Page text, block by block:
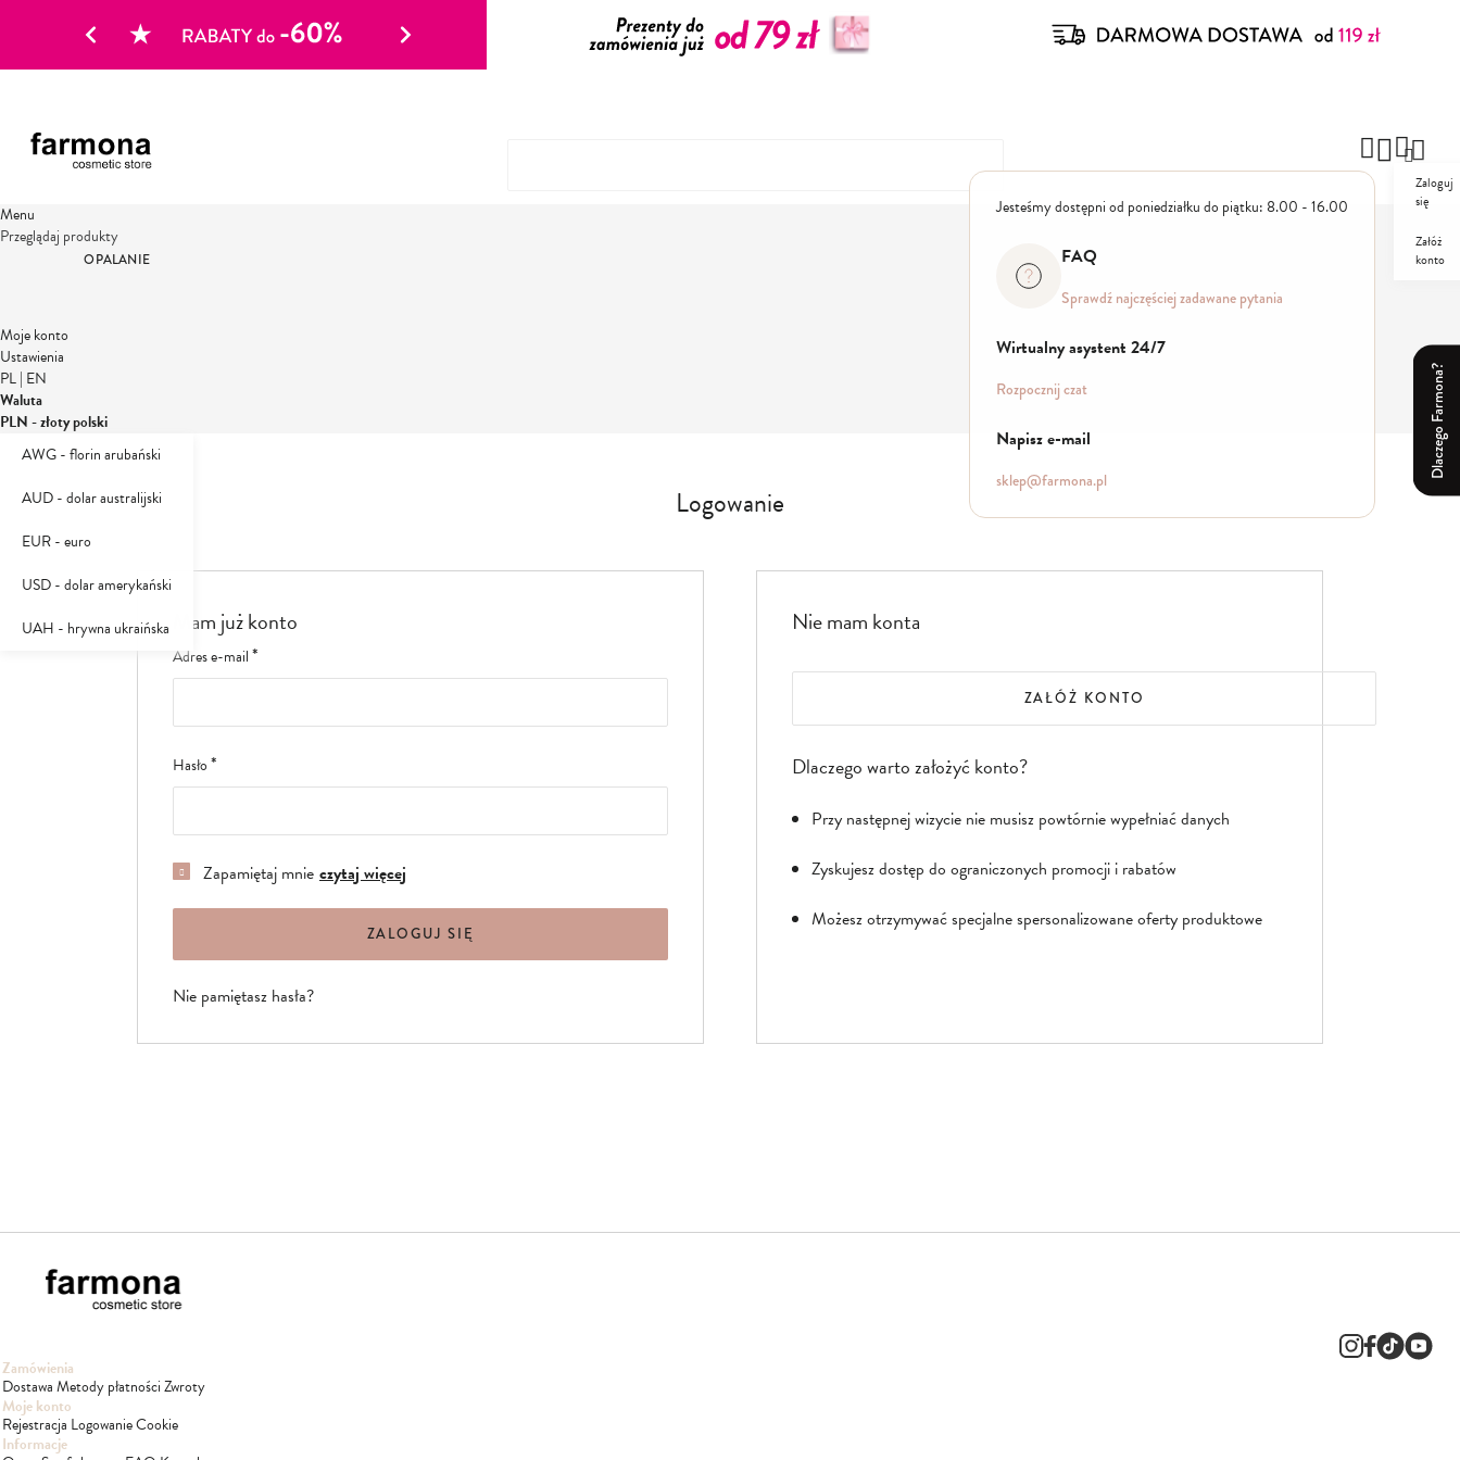
Jesteśmy dostępni od poniedziałku do piątku: 8.00 - 16.00
FAQ
Sprawdź najczęściej zadawane pytania
Wirtualny asystent 24/7
Rozpocznij czat
Napisz e-mail
sklep@farmona.pl
Zaloguj
się
Załóż
konto
Dlaczego Farmona?
Menu
Przeglądaj produkty
OPALANIE
Moje konto
Ustawienia
PL| EN
Waluta
PLN - złoty polski
AWG - florin arubański
AUD - dolar australijski
EUR - euro
USD - dolar amerykański
UAH - hrywna ukraińska
Logowanie
Mam już konto
Adres e-mail
Hasło
Zapamiętaj mnie czytaj więcej
ZALOGUJ SIĘ
Nie pamiętasz hasła?
Nie mam konta
ZAŁÓŻ KONTO
Dlaczego warto założyć konto?
Przy następnej wizycie nie musisz powtórnie wypełniać danych
Zyskujesz dostęp do ograniczonych promocji i rabatów
Możesz otrzymywać specjalne spersonalizowane oferty produktowe
Zamówienia
DostawaMetody płatnościZwroty
Moje konto
Rejestracja LogowanieCookie
Informacje